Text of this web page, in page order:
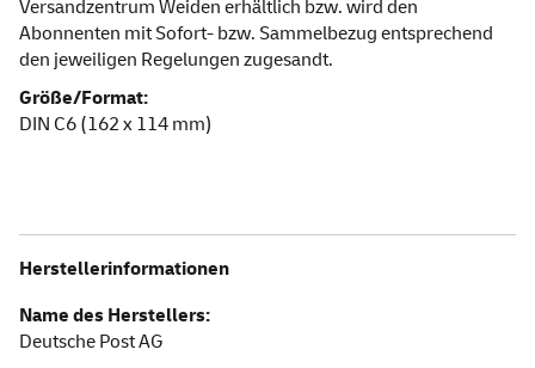
Versandzentrum Weiden erhältlich bzw. wird den
Abonnenten mit Sofort- bzw. Sammelbezug entsprechend
den jeweiligen Regelungen zugesandt.
Größe/Format:
DIN C6 (162 x 114 mm)
Herstellerinformationen
Name des Herstellers:
Deutsche Post AG